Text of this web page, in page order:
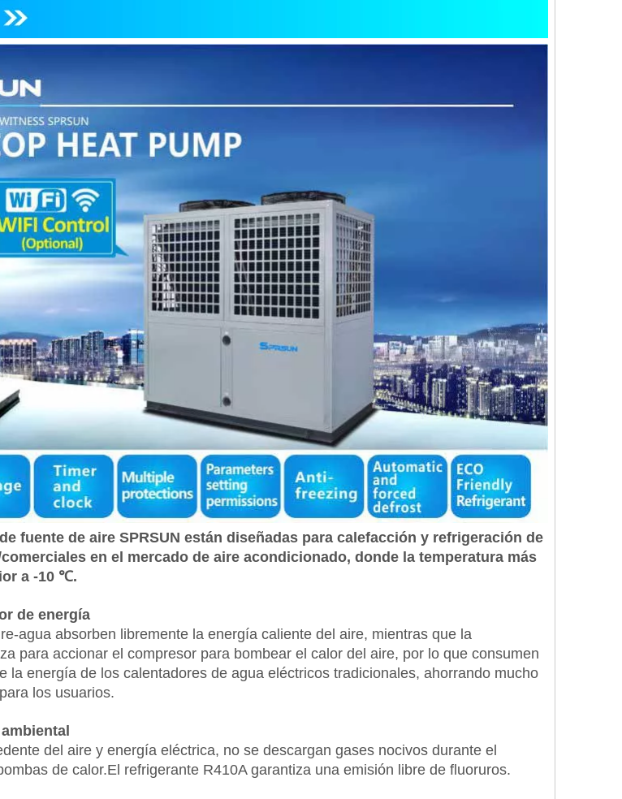
fuente de aire SPRSUN están diseñadas para calefacción y refrigeración de
en el mercado de aire acondicionado, donde la temperatura más
a -10 ℃.
de energía
agua absorben libremente la energía caliente del aire, mientras que la
para accionar el compresor para bombear el calor del aire, por lo que consumen
la energía de los calentadores de agua eléctricos tradicionales, ahorrando mucho
los usuarios.
del aire y energía eléctrica, no se descargan gases nocivos durante el
de calor.El refrigerante R410A garantiza una emisión libre de fluoruros.